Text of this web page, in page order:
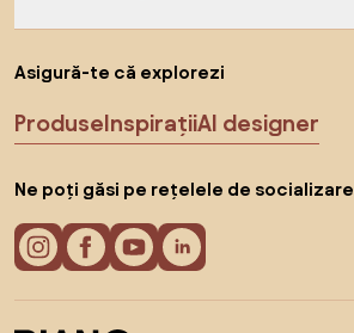
Asigură-te că explorezi
ProduseInspirațiiAI designer
Ne poți găsi pe rețelele de socializare